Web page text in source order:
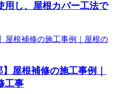
用し、屋根カバー工法で
屋根補修の施工事例｜
工事